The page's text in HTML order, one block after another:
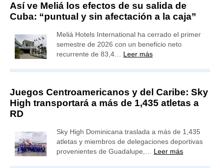
Así ve Meliá los efectos de su salida de
Cuba: “puntual y sin afectación a la caja”
Meliá Hotels International ha cerrado el primer
semestre de 2026 con un beneficio neto
recurrente de 83,4… Leer más
Juegos Centroamericanos y del Caribe: Sky
High transportará a más de 1,435 atletas a
RD
Sky High Dominicana traslada a más de 1,435
atletas y miembros de delegaciones deportivas
provenientes de Guadalupe,… Leer más